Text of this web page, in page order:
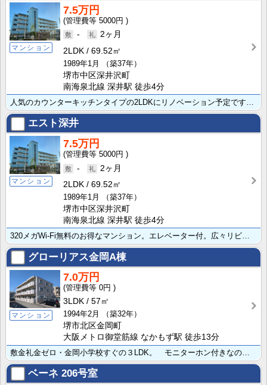
マンション
7.5万円
5000円
-
2ヶ月
2LDK
69.52㎡
1989年1月
（築37年）
堺市中区深井沢町
南海泉北線 深井駅 徒歩4分
エスト深井
マンション
7.5万円
5000円
-
2ヶ月
2LDK
69.52㎡
1989年1月
（築37年）
堺市中区深井沢町
南海泉北線 深井駅 徒歩4分
グローリアス金岡A棟
マンション
7.0万円
0円
3LDK
57㎡
1994年2月
（築32年）
堺市北区金岡町
大阪メトロ御堂筋線 なかもず駅 徒歩13分
ベーネ 206号室